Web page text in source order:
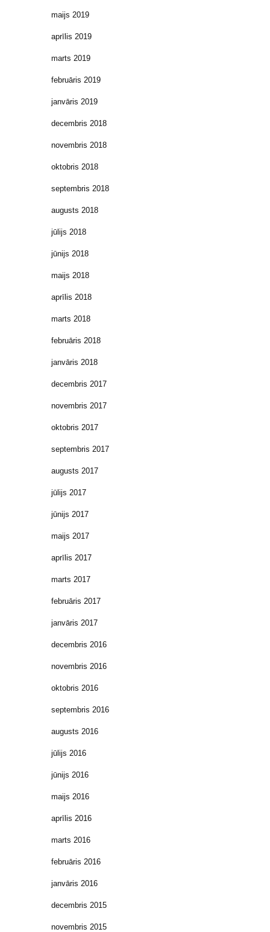
maijs 2019
aprīlis 2019
marts 2019
februāris 2019
janvāris 2019
decembris 2018
novembris 2018
oktobris 2018
septembris 2018
augusts 2018
jūlijs 2018
jūnijs 2018
maijs 2018
aprīlis 2018
marts 2018
februāris 2018
janvāris 2018
decembris 2017
novembris 2017
oktobris 2017
septembris 2017
augusts 2017
jūlijs 2017
jūnijs 2017
maijs 2017
aprīlis 2017
marts 2017
februāris 2017
janvāris 2017
decembris 2016
novembris 2016
oktobris 2016
septembris 2016
augusts 2016
jūlijs 2016
jūnijs 2016
maijs 2016
aprīlis 2016
marts 2016
februāris 2016
janvāris 2016
decembris 2015
novembris 2015